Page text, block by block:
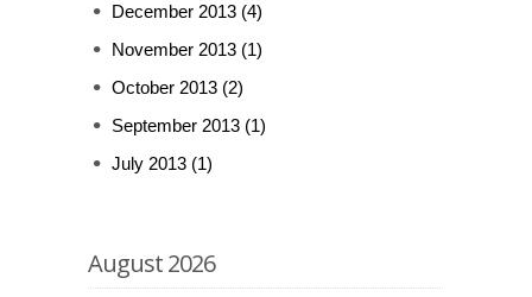
December 2013 (4)
November 2013 (1)
October 2013 (2)
September 2013 (1)
July 2013 (1)
August 2026